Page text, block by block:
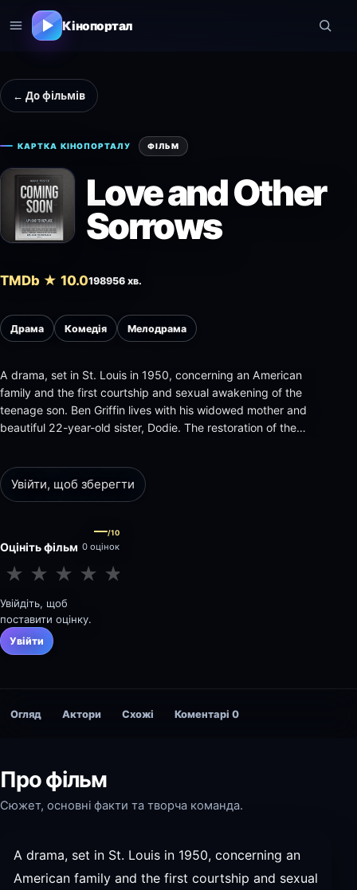
Кінопортал
← До фільмів
КАРТКА КІНОПОРТАЛУ ФІЛЬМ
Love and Other
Sorrows
TMDb ★ 10.0198956 хв.
Драма Комедія Мелодрама
A drama, set in St. Louis in 1950, concerning an American
family and the first courtship and sexual awakening of the
teenage son. Ben Griffin lives with his widowed mother and
beautiful 22-year-old sister, Dodie. The restoration of the
ambivalence t…
Увійти, щоб зберегти
Оцініть фільм
—/10
0 оцінок
★ ★ ★ ★ ★
Увійдіть, щоб
поставити оцінку.
Увійти
Огляд Актори Схожі Коментарі 0
Про фільм
Сюжет, основні факти та творча команда.
A drama, set in St. Louis in 1950, concerning an
American family and the first courtship and sexual